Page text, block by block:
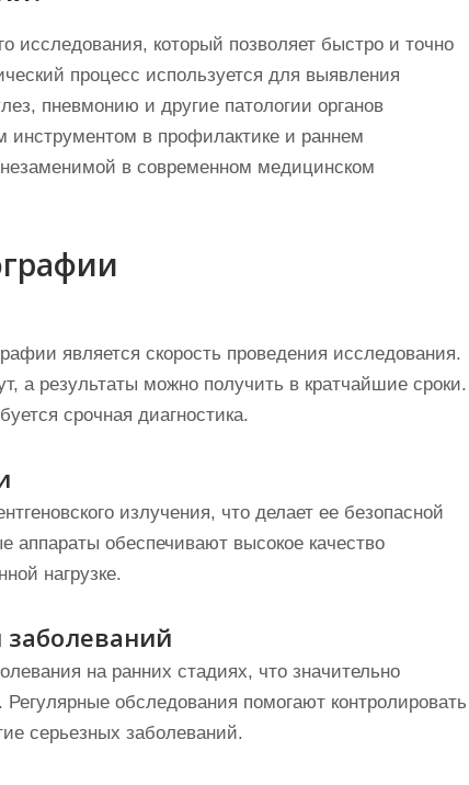
исследования, который позволяет быстро и точно
процесс используется для выявления
пневмонию и другие патологии органов
в профилактике и раннем
в современном медицинском
является скорость проведения исследования.
а результаты можно получить в кратчайшие сроки.
срочная диагностика.
излучения, что делает ее безопасной
обеспечивают высокое качество
нагрузке.
на ранних стадиях, что значительно
обследования помогают контролировать
серьезных заболеваний.